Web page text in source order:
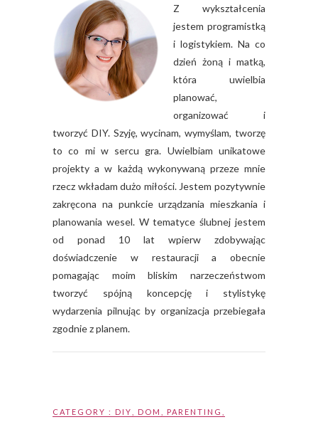
Z wykształcenia
jestem programistką
i logistykiem. Na co
dzień żoną i matką,
która uwielbia
planować,
organizować i
tworzyć DIY. Szyję, wycinam, wymyślam, tworzę
to co mi w sercu gra. Uwielbiam unikatowe
projekty a w każdą wykonywaną przeze mnie
rzecz wkładam dużo miłości. Jestem pozytywnie
zakręcona na punkcie urządzania mieszkania i
planowania wesel. W tematyce ślubnej jestem
od ponad 10 lat wpierw zdobywając
doświadczenie w restauracji a obecnie
pomagając moim bliskim narzeczeństwom
tworzyć spójną koncepcję i stylistykę
wydarzenia pilnując by organizacja przebiegała
zgodnie z planem.
CATEGORY : DIY DOM PARENTING